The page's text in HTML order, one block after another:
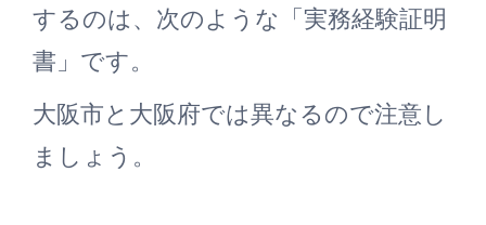
するのは、次のような「実務経験証明
書」です。
大阪市と大阪府では異なるので注意し
ましょう。